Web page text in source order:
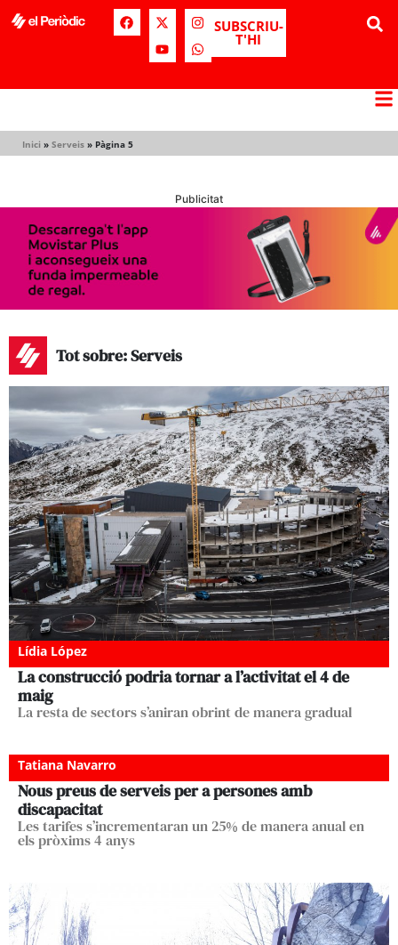
SUBSCRIU-
T'HI
Inici » Serveis » Pàgina 5
Publicitat
Tot sobre: Serveis
Lídia López
La construcció podria tornar a l’activitat el 4 de
maig
La resta de sectors s’aniran obrint de manera gradual
Tatiana Navarro
Nous preus de serveis per a persones amb
discapacitat
Les tarifes s’incrementaran un 25% de manera anual en
els pròxims 4 anys